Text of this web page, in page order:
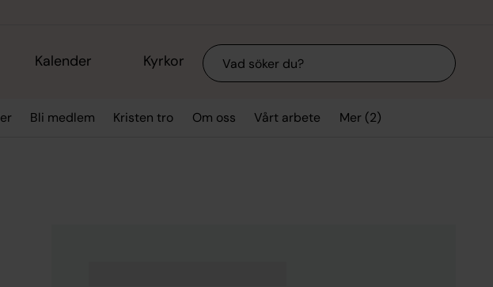
Kalender Kyrkor Sök
Bli medlem Kristen tro Om oss Vårt arbete Mer (2)